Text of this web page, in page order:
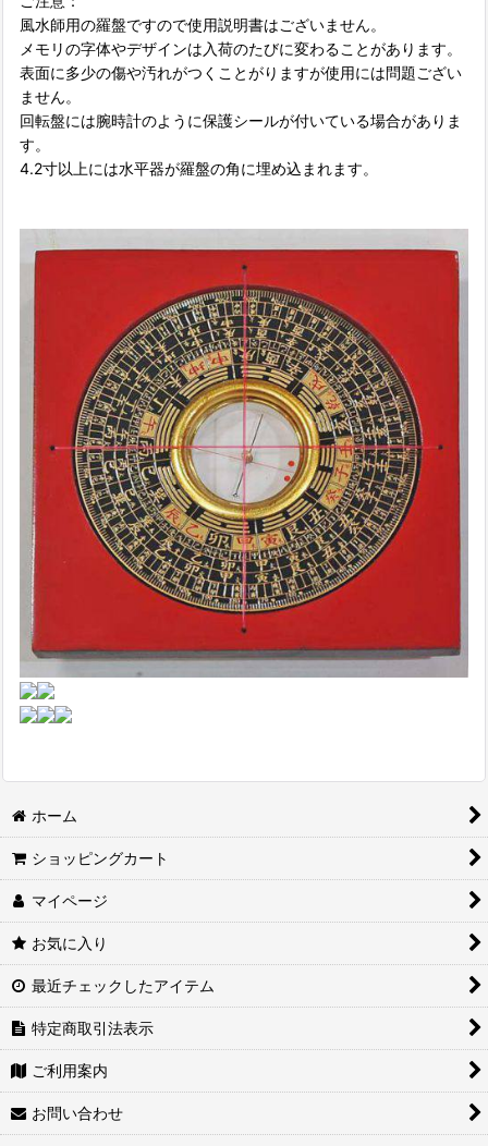
風水師用の羅盤ですので使用説明書はございません。
メモリの字体やデザインは入荷のたびに変わることがあります。
表面に多少の傷や汚れがつくことがりますが使用には問題ござい
ません。
回転盤には腕時計のように保護シールが付いている場合がありま
す。
4.2寸以上には水平器が羅盤の角に埋め込まれます。
ホーム
ショッピングカート
マイページ
お気に入り
最近チェックしたアイテム
特定商取引法表示
ご利用案内
お問い合わせ